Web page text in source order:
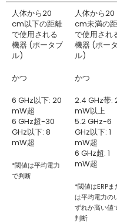
人体から20
cm以下の距離
で使用される
機器 (ポータブ
ル)
かつ
6 GHz以下: 20
mW超
6 GHz超-30
GHz以下: 8
mW超
*閾値は平均電力
で判断
人体から20
cm未満の
で使用され
機器 (ポー
ル)
かつ
2.4 GHz帯:
mW以上
5.2 GHz-6
GHz以下: 1
mW超
6 GHz超: 1
mW超
*閾値はERPま
は平均電力の
ずれか高い値
判断